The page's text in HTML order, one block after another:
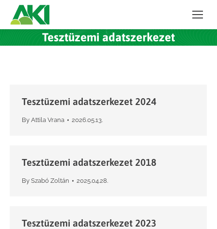
Tesztüzemi adatszerkezet
Tesztüzemi adatszerkezet 2024
By Attila Vrana 2026.05.13.
Tesztüzemi adatszerkezet 2018
By Szabó Zoltán 2025.04.28.
Tesztüzemi adatszerkezet 2023